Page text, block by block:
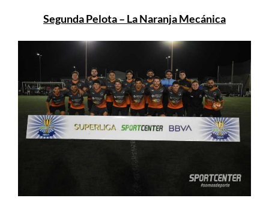
Segunda Pelota – La Naranja Mecánica